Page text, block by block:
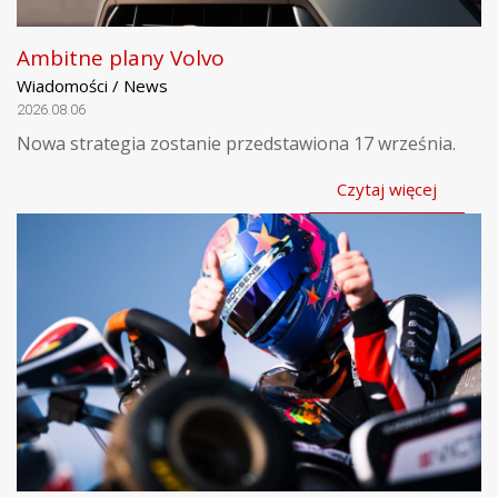
Ambitne plany Volvo
Wiadomości / News
2026.08.06
Nowa strategia zostanie przedstawiona 17 września.
Czytaj więcej